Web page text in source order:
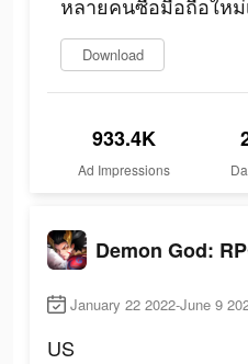
Download
933.4K
Ad Impressions
Demon God:
January 22 2022-June 9
US